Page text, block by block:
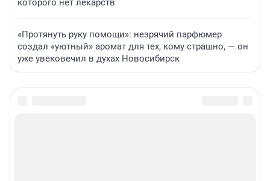
которого нет лекарств
«Протянуть руку помощи»: незрячий парфюмер
создал «уютный» аромат для тех, кому страшно, — он
уже увековечил в духах Новосибирск